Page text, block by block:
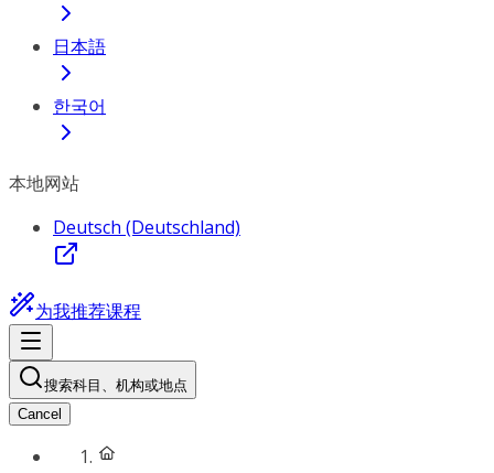
日本語
한국어
本地网站
Deutsch (Deutschland)
为我推荐课程
搜索科目、机构或地点
Cancel